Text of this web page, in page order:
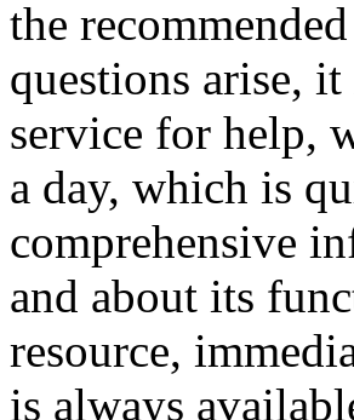
the
questions arise,
service for help,
a day, which is
comprehensive
and about its
resource,
is always